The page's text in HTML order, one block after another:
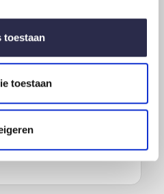
toestaan
toestaan